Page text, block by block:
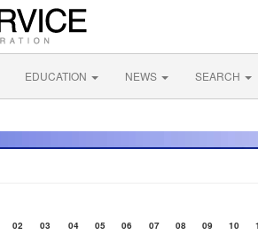
EDUCATION NEWS SEARCH
02 03 04 05 06 07 08 09 10